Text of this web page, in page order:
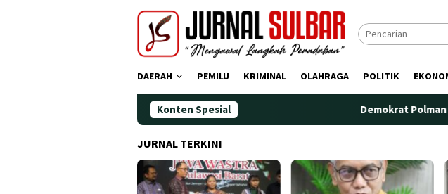
DAERAH PEMILU KRIMINAL OLAHRAGA POLITIK
Konten Spesial Demokrat Polman
JURNAL TERKINI